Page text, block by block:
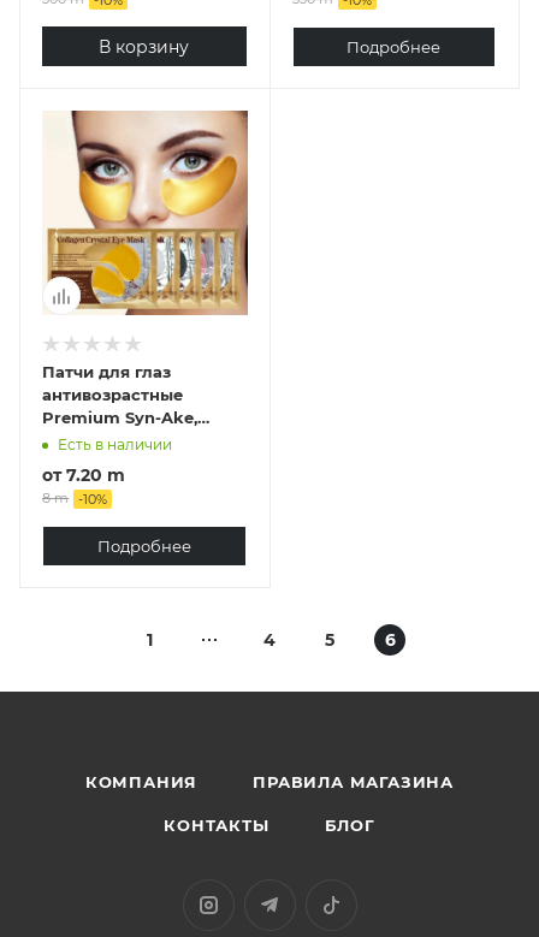
4% Serum 30 ml
В корзину Подробнее
Патчи для глаз
антивозрастные
Premium Syn-Ake,
Корея 1 шт
Есть в наличии
от7.20 m
8 m -10%
Подробнее
1 4 5 6
КОМПАНИЯ ПРАВИЛА МАГАЗИНА
КОНТАКТЫ БЛОГ